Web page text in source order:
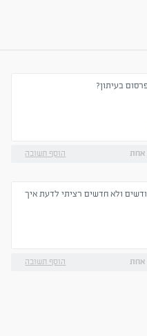
בעיתון?
אחת הוסף תשובה
ולא חדשים רציתי לדעת איך
אחת הוסף תשובה